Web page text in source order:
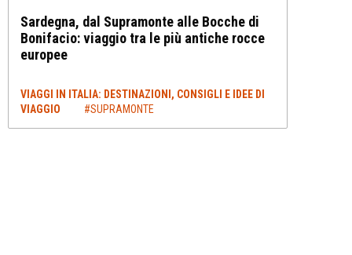
Sardegna, dal Supramonte alle Bocche di
Bonifacio: viaggio tra le più antiche rocce
europee
VIAGGI IN ITALIA: DESTINAZIONI, CONSIGLI E IDEE DI
VIAGGIO
#SUPRAMONTE